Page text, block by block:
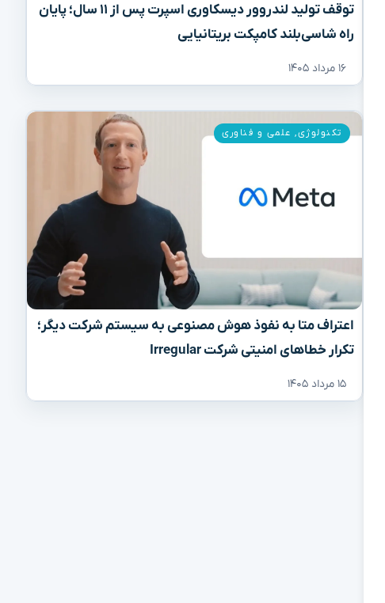
توقف تولید لندروور دیسکاوری اسپرت پس از ۱۱ سال؛ پایان
راه شاسی‌بلند کامپکت بریتانیایی
۱۶ مرداد ۱۴۰۵
اعتراف متا به نفوذ هوش مصنوعی به سیستم شرکت دیگر؛
تکرار خطاهای امنیتی شرکت Irregular
۱۵ مرداد ۱۴۰۵
تکنولوژی, علمی و فناوری